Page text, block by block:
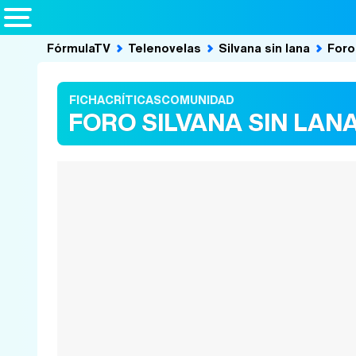
FórmulaTV Telenovelas Silvana sin lana
FICHACRÍTICASCOMUNIDAD
FORO SILVANA SIN